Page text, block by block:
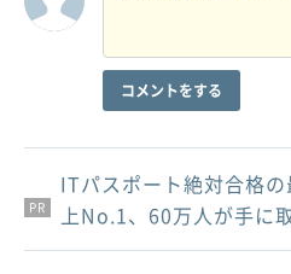
コメントをする
PR
PR
PR
ITパスポート絶対合格
上No.1、60万人が手に